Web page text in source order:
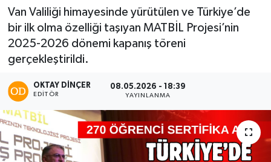
Van Valiliği himayesinde yürütülen ve Türkiye’de
bir ilk olma özelliği taşıyan MATBİL Projesi’nin
2025-2026 dönemi kapanış töreni
gerçekleştirildi.
OKTAY DİNÇER
EDITÖR
08.05.2026 - 18:39
YAYINLANMA
Haber Arşivi